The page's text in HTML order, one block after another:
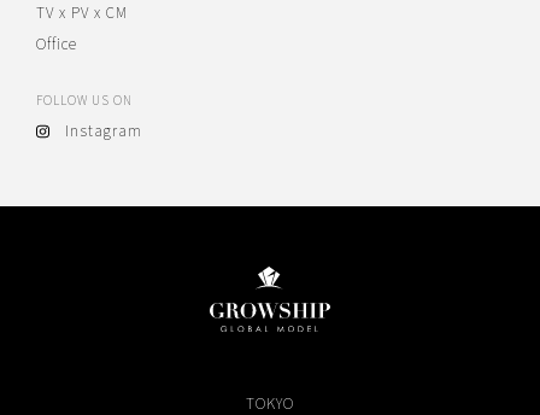
TV x PV x CM
Office
FOLLOW US ON
Instagram
TOKYO